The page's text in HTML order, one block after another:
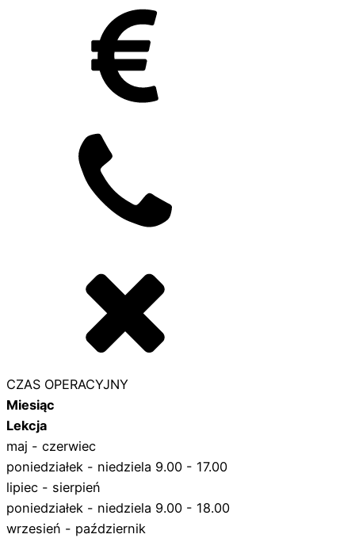
CZAS OPERACYJNY
Miesiąc
Lekcja
maj - czerwiec
poniedziałek - niedziela 9.00 - 17.00
lipiec - sierpień
poniedziałek - niedziela 9.00 - 18.00
wrzesień - październik